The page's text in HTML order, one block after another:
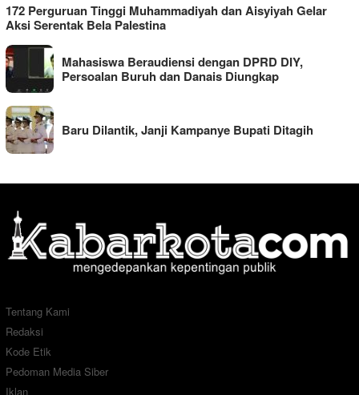
172 Perguruan Tinggi Muhammadiyah dan Aisyiyah Gelar
Aksi Serentak Bela Palestina
Mahasiswa Beraudiensi dengan DPRD DIY,
Persoalan Buruh dan Danais Diungkap
Baru Dilantik, Janji Kampanye Bupati Ditagih
Tentang Kami
Redaksi
Kode Etik
Pedoman Media Siber
Iklan